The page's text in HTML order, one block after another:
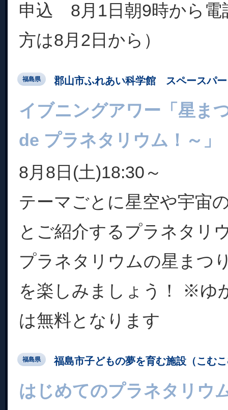
申込 8月1日朝9時から電
方は8月2日から）
福島県 郡山市ふれあい科学館 スペースパ
イブニングアワー「星ま
de プラネタリウム！～」
8月8日(土)18:30～
テーマごとに星空や宇宙
とご紹介するプラネタリ
プラネタリウムの星まつ
を楽しみましょう！ ※ゆ
は無料となります
福島県 福島市子どもの夢を育む施設（こむ
はじめてのプラネタリ